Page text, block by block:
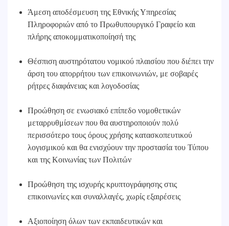
Άμεση αποδέσμευση της Εθνικής Υπηρεσίας
Πληροφοριών από το Πρωθυπουργικό Γραφείο και
πλήρης αποκομματικοποίησή της
Θέσπιση αυστηρότατου νομικού πλαισίου που διέπει την
άρση του απορρήτου των επικοινωνιών, με σοβαρές
ρήτρες διαφάνειας και λογοδοσίας
Προώθηση σε ενωσιακό επίπεδο νομοθετικών
μεταρρυθμίσεων που θα αυστηροποιούν πολύ
περισσότερο τους όρους χρήσης κατασκοπευτικού
λογισμικού και θα ενισχύουν την προστασία του Τύπου
και της Κοινωνίας των Πολιτών
Προώθηση της ισχυρής κρυπτογράφησης στις
επικοινωνίες και συναλλαγές, χωρίς εξαιρέσεις
Αξιοποίηση όλων των εκπαιδευτικών και